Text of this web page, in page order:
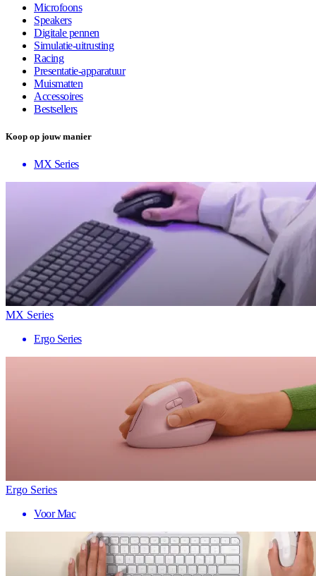
Microfoons
Speakers
Digitale pennen
Simulatie-uitrusting
Racing
Presentatie-apparatuur
Muismatten
Accessoires
Bestsellers
Koop op jouw manier
MX Series
MX Series
Ergo Series
Ergo Series
Voor Mac